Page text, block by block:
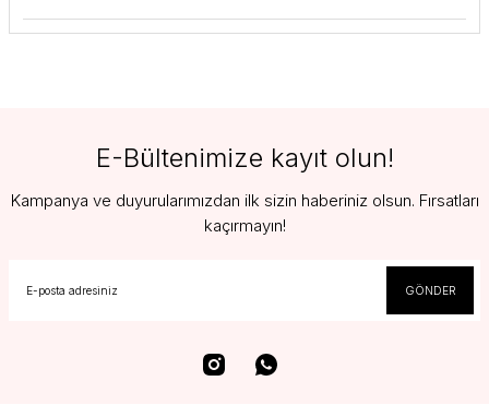
E-Bültenimize kayıt olun!
Kampanya ve duyurularımızdan ilk sizin haberiniz olsun. Fırsatları
kaçırmayın!
GÖNDER